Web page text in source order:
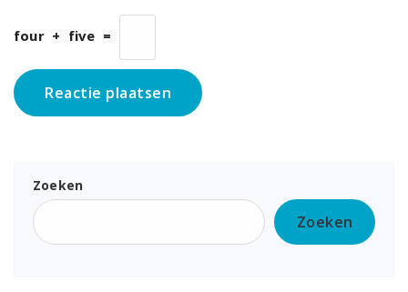
four + five =
Zoeken
Zoeken